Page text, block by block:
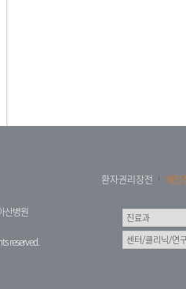
산병원
reserved.
환자권리장전 개인